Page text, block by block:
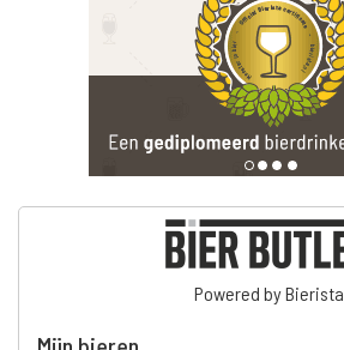
Powered by Bierista